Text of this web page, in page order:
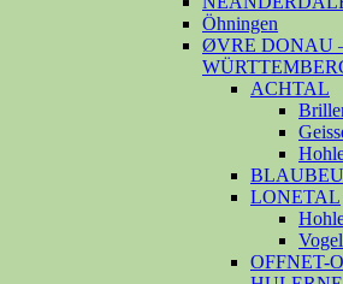
Öhningen
ØVRE DONAU
ACHTAL
LONETAL
OFFNET-